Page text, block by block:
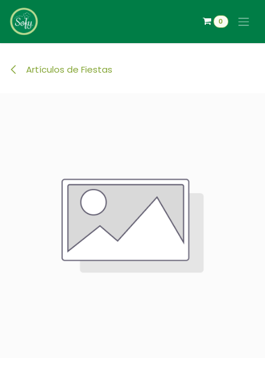
Ir al contenido
0
Artículos de Fiestas